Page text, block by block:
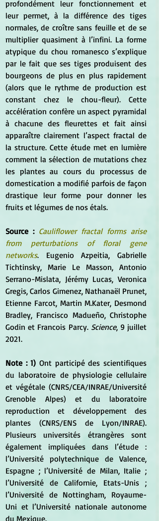
profondément leur fonctionnement et
leur permet, à la différence des tiges
normales, de croître sans feuille et de se
multiplier quasiment à l’infini. La forme
atypique du chou romanesco s’explique
par le fait que ses tiges produisent des
bourgeons de plus en plus rapidement
(alors que le rythme de production est
constant chez le chou-fleur). Cette
accélération confère un aspect pyramidal
à chacune des fleurettes et fait ainsi
apparaître clairement l’aspect fractal de
la structure. Cette étude met en lumière
comment la sélection de mutations chez
les plantes au cours du processus de
domestication a modifié parfois de façon
drastique leur forme pour donner les
fruits et légumes de nos étals.
Source : Cauliflower fractal forms arise
from perturbations of floral gene
networks. Eugenio Azpeitia, Gabrielle
Tichtinsky, Marie Le Masson, Antonio
Serrano-Mislata, Jérémy Lucas, Veronica
Gregis, Carlos Gimenez, Nathanaël Prunet,
Etienne Farcot, Martin M.Kater, Desmond
Bradley, Francisco Madueño, Christophe
Godin et Francois Parcy. Science, 9 juillet
2021.
Note : 1) Ont participé des scientifiques
du laboratoire de physiologie cellulaire
et végétale (CNRS/CEA/INRAE/Université
Grenoble Alpes) et du laboratoire
reproduction et développement des
plantes (CNRS/ENS de Lyon/INRAE).
Plusieurs universités étrangères sont
également impliquées dans l’étude :
l’Université polytechnique de Valence,
Espagne ; l’Université de Milan, Italie ;
l’Université de Californie, Etats-Unis ;
l’Université de Nottingham, Royaume-
Uni et l’Université nationale autonome
du Mexique.